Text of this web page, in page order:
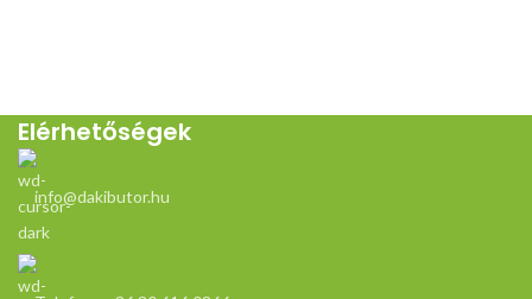
Elérhetőségek
info@dakibutor.hu